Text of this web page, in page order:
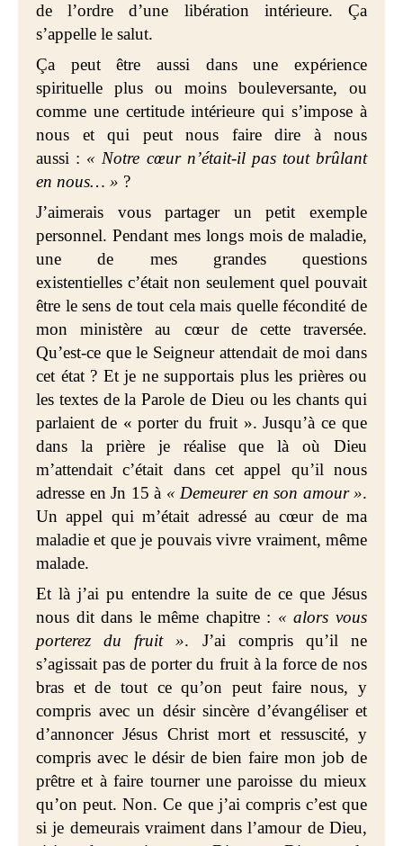
de l’ordre d’une libération intérieure. Ça
s’appelle le salut.
Ça peut être aussi dans une expérience
spirituelle plus ou moins bouleversante, ou
comme une certitude intérieure qui s’impose à
nous et qui peut nous faire dire à nous
aussi : « Notre cœur n’était-il pas tout brûlant
en nous… » ?
J’aimerais vous partager un petit exemple
personnel. Pendant mes longs mois de maladie,
une de mes grandes questions
existentielles c’était non seulement quel pouvait
être le sens de tout cela mais quelle fécondité de
mon ministère au cœur de cette traversée.
Qu’est-ce que le Seigneur attendait de moi dans
cet état ? Et je ne supportais plus les prières ou
les textes de la Parole de Dieu ou les chants qui
parlaient de « porter du fruit ». Jusqu’à ce que
dans la prière je réalise que là où Dieu
m’attendait c’était dans cet appel qu’il nous
adresse en Jn 15 à « Demeurer en son amour ».
Un appel qui m’était adressé au cœur de ma
maladie et que je pouvais vivre vraiment, même
malade.
Et là j’ai pu entendre la suite de ce que Jésus
nous dit dans le même chapitre : « alors vous
porterez du fruit ». J’ai compris qu’il ne
s’agissait pas de porter du fruit à la force de nos
bras et de tout ce qu’on peut faire nous, y
compris avec un désir sincère d’évangéliser et
d’annoncer Jésus Christ mort et ressuscité, y
compris avec le désir de bien faire mon job de
prêtre et à faire tourner une paroisse du mieux
qu’on peut. Non. Ce que j’ai compris c’est que
si je demeurais vraiment dans l’amour de Dieu,